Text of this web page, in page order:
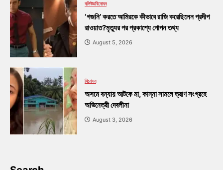
বলিউডবিনোদন
‘গজনি’ করতে আমিরকে কীভাবে রাজি করেছিলেন প্রদীপ
রাওয়াত?মৃত্যুর পর প্রকাশ্যে গোপন তথ্য
August 5, 2026
বিনোদন
অসমে বন্যায় আটকে মা, কান্না সামলে ত্রাণ সংগ্রহে
অভিনেত্রী দেবলীনা
August 3, 2026